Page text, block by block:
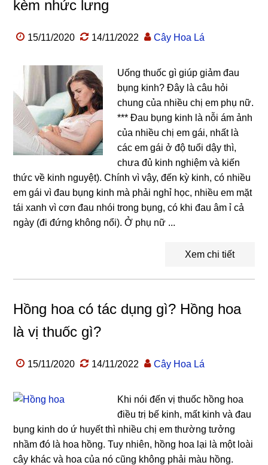
kèm nhức lưng
15/11/2020 14/11/2022 Cây Hoa Lá
Uống thuốc gì giúp giảm đau
bụng kinh? Đây là câu hỏi
chung của nhiều chị em phụ nữ.
*** Đau bụng kinh là nỗi ám ảnh
của nhiều chị em gái, nhất là
các em gái ở độ tuổi dậy thì,
chưa đủ kinh nghiệm và kiến
thức về kinh nguyệt). Chính vì vậy, đến kỳ kinh, có nhiều
em gái vì đau bụng kinh mà phải nghỉ học, nhiều em mặt
tái xanh vì cơn đau nhói trong bụng, có khi đau âm ỉ cả
ngày (đi đứng không nổi). Ở phụ nữ ...
Xem chi tiết
Hồng hoa có tác dụng gì? Hồng hoa
là vị thuốc gì?
15/11/2020 14/11/2022 Cây Hoa Lá
Khi nói đến vị thuốc hồng hoa
điều trị bế kinh, mất kinh và đau
bụng kinh do ứ huyết thì nhiều chị em thường tưởng
nhầm đó là hoa hồng. Tuy nhiên, hồng hoa lại là một loài
cây khác và hoa của nó cũng không phải màu hồng.